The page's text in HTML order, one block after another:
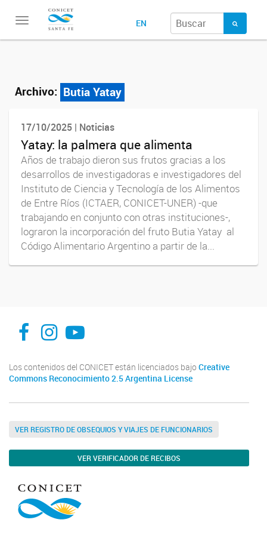
Toggle
EN
Archivo: Butia Yatay
17/10/2025 | Noticias
Yatay: la palmera que alimenta
Años de trabajo dieron sus frutos gracias a los
desarrollos de investigadoras e investigadores del
Instituto de Ciencia y Tecnología de los Alimentos
de Entre Ríos (ICTAER, CONICET-UNER) -que
trabajando en conjunto con otras instituciones-,
lograron la incorporación del fruto Butia Yatay al
Código Alimentario Argentino a partir de la...
facebook
instagram
Youtube
Los contenidos del CONICET están licenciados bajo Creative
Commons Reconocimiento 2.5 Argentina License
VER REGISTRO DE OBSEQUIOS Y VIAJES DE FUNCIONARIOS
VER VERIFICADOR DE RECIBOS